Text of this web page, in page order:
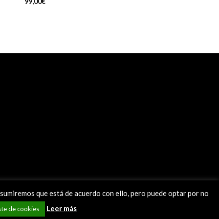
que está de acuerdo con ello, pero puede optar por no
de cookies Leer más